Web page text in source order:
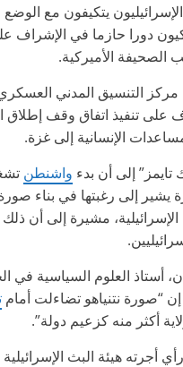
يتكيفون مع الوضع
دورا حازما في الإشراف
الصحيفة الأميركية.
التنسيق المدني
على تنفيذ اتفاق وقف إطلاق
الإنسانية إلى غزة.
إلى أن بدء واشنطن
يشير إلى رغبتها في بناء
الإسرائيلية، مشيرة إلى أن ذلك
أستاذ العلوم السياسية في
“صورة نتنياهو تضاءلت أمام
أكثر منه كزعيم دولة”.